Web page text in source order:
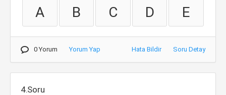
A B C D E
0 Yorum Yorum Yap Hata Bildir Soru Detay
4.Soru